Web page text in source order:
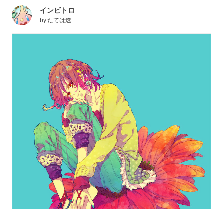
インビトロ
byたては遼